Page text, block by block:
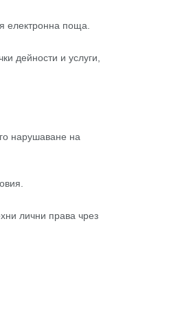
електронна поща.
дейности и услуги,
нарушаване на
лични права чрез